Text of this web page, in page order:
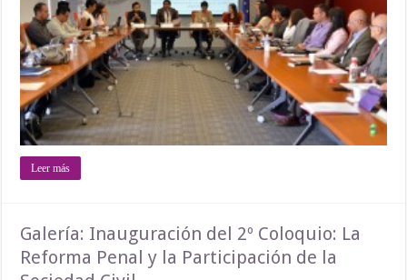
Leer más
Galería: Inauguración del 2º Coloquio: La
Reforma Penal y la Participación de la